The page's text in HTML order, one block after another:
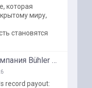
которая
миру,
становятся
Швейцарская компания Bühler использует блокчейн в пищевой промышленности
record payout: